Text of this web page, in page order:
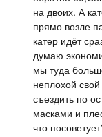
на двоих. А
прямо возле
катер идёт
думаю
мы туда
неплохой
съездить по
масками и
что